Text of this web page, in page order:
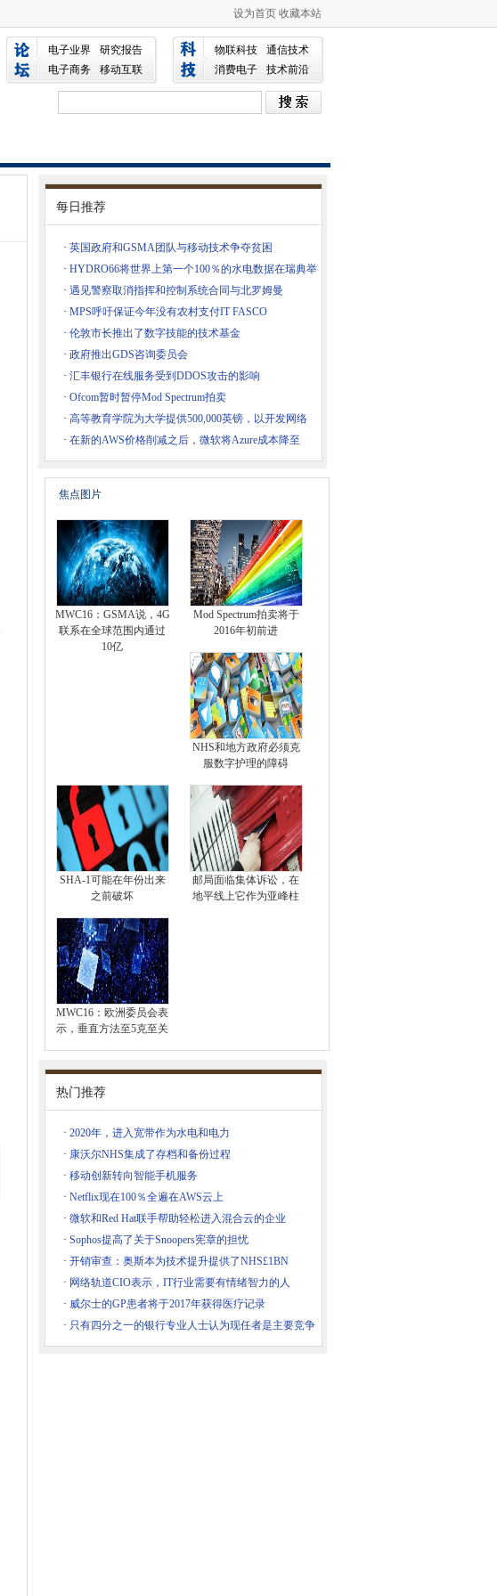
设为首页 收藏本站
电子业界
研究报告
电子商务
移动互联
物联科技
通信技术
消费电子
技术前沿
每日推荐
· 英国政府和GSMA团队与移动技术争夺贫困
· HYDRO66将世界上第一个100％的水电数据在瑞典举
行
· 遇见警察取消指挥和控制系统合同与北罗姆曼
· MPS呼吁保证今年没有农村支付IT FASCO
· 伦敦市长推出了数字技能的技术基金
· 政府推出GDS咨询委员会
· 汇丰银行在线服务受到DDOS攻击的影响
· Ofcom暂时暂停Mod Spectrum拍卖
· 高等教育学院为大学提供500,000英镑，以开发网络
· 在新的AWS价格削减之后，微软将Azure成本降至
17％。
焦点图片
MWC16：GSMA说，4G
联系在全球范围内通过
10亿
Mod Spectrum拍卖将于
2016年初前进
NHS和地方政府必须克
服数字护理的障碍
SHA-1可能在年份出来
之前破坏
邮局面临集体诉讼，在
地平线上它作为亚峰柱
MWC16：欧洲委员会表
示，垂直方法至5克至关
热门推荐
· 2020年，进入宽带作为水电和电力
· 康沃尔NHS集成了存档和备份过程
· 移动创新转向智能手机服务
· Netflix现在100％全遍在AWS云上
· 微软和Red Hat联手帮助轻松进入混合云的企业
· Sophos提高了关于Snoopers宪章的担忧
· 开销审查：奥斯本为技术提升提供了NHS£1BN
· 网络轨道CIO表示，IT行业需要有情绪智力的人
· 威尔士的GP患者将于2017年获得医疗记录
· 只有四分之一的银行专业人士认为现任者是主要竞争